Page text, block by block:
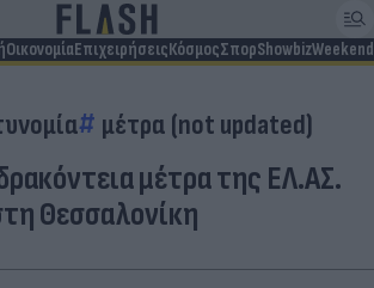
ΟικονομίαΕπιχειρήσειςΚόσμοςΣπορShowbizWeekend
μέτρα (not updated)
μέτρα της ΕΛ.ΑΣ.
Θεσσαλονίκη